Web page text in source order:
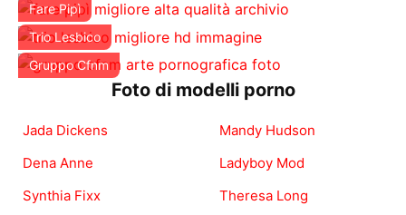
Fare Pipì
Trio Lesbico
Gruppo Cfnm
Foto di modelli porno
Jada Dickens
Dena Anne
Synthia Fixx
Mandy Hudson
Ladyboy Mod
Theresa Long